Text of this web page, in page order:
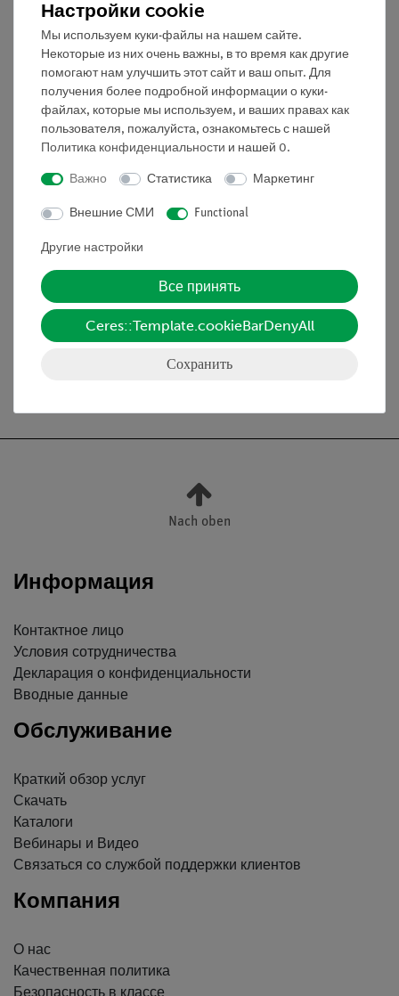
объектива примерно до 28 мм.
Функции и применение
Держатель состоит из двух опорных стержней с
резьбой и зажимного кольца
Зажимное кольцо:
черный анодированный алюминий
Внутренний диаметр: 29 мм
Опорные стержни:
Диаметр: 10 мм
Длина: 128 мм и 76 мм
Nach oben
Информация
Контактное лицо
Условия сотрудничества
Декларация о конфиденциальности
Вводные данные
Обслуживание
Краткий обзор услуг
Скачать
Каталоги
Вебинары и Видео
Связаться со службой поддержки клиентов
Компания
О нас
Качественная политика
Настройки cookie
Мы используем куки-файлы на нашем сайте.
Некоторые из них очень важны, в то время как другие
помогают нам улучшить этот сайт и ваш опыт. Для
получения более подробной информации о куки-
файлах, которые мы используем, и ваших правах как
пользователя, пожалуйста, ознакомьтесь с нашей
Политика конфиденциальности и нашей 0.
Важно Статистика Маркетинг
Внешние СМИ Functional
Другие настройки
Все принять
Ceres::Template.cookieBarDenyAll
Сохранить